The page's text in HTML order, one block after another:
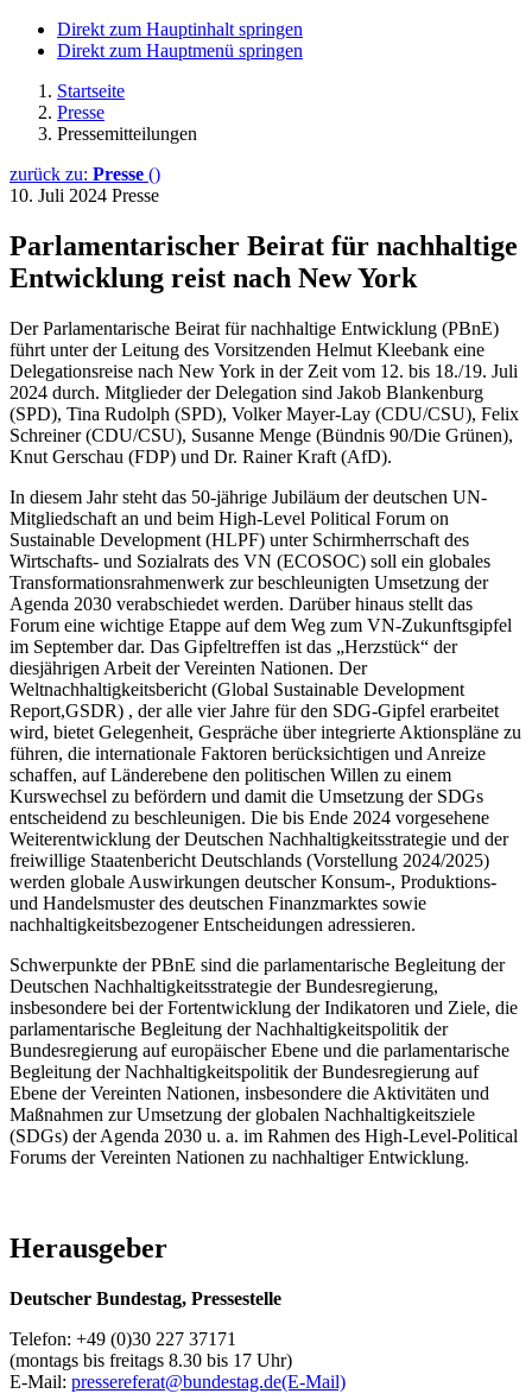
Direkt zum Hauptinhalt springen
Direkt zum Hauptmenü springen
Startseite
Presse
Pressemitteilungen
zurück zu: Presse ()
10. Juli 2024 Presse
Parlamentarischer Beirat für nachhaltige
Entwicklung reist nach New York
Der Parlamentarische Beirat für nachhaltige Entwicklung (PBnE)
führt unter der Leitung des Vorsitzenden Helmut Kleebank eine
Delegationsreise nach New York in der Zeit vom 12. bis 18./19. Juli
2024 durch. Mitglieder der Delegation sind Jakob Blankenburg
(SPD), Tina Rudolph (SPD), Volker Mayer-Lay (CDU/CSU), Felix
Schreiner (CDU/CSU), Susanne Menge (Bündnis 90/Die Grünen),
Knut Gerschau (FDP) und Dr. Rainer Kraft (AfD).
In diesem Jahr steht das 50-jährige Jubiläum der deutschen UN-
Mitgliedschaft an und beim High-Level Political Forum on
Sustainable Development (HLPF) unter Schirmherrschaft des
Wirtschafts- und Sozialrats des VN (ECOSOC) soll ein globales
Transformationsrahmenwerk zur beschleunigten Umsetzung der
Agenda 2030 verabschiedet werden. Darüber hinaus stellt das
Forum eine wichtige Etappe auf dem Weg zum VN-Zukunftsgipfel
im September dar. Das Gipfeltreffen ist das „Herzstück“ der
diesjährigen Arbeit der Vereinten Nationen. Der
Weltnachhaltigkeitsbericht (Global Sustainable Development
Report,GSDR) , der alle vier Jahre für den SDG-Gipfel erarbeitet
wird, bietet Gelegenheit, Gespräche über integrierte Aktionspläne zu
führen, die internationale Faktoren berücksichtigen und Anreize
schaffen, auf Länderebene den politischen Willen zu einem
Kurswechsel zu befördern und damit die Umsetzung der SDGs
entscheidend zu beschleunigen. Die bis Ende 2024 vorgesehene
Weiterentwicklung der Deutschen Nachhaltigkeitsstrategie und der
freiwillige Staatenbericht Deutschlands (Vorstellung 2024/2025)
werden globale Auswirkungen deutscher Konsum-, Produktions-
und Handelsmuster des deutschen Finanzmarktes sowie
nachhaltigkeitsbezogener Entscheidungen adressieren.
Schwerpunkte der PBnE sind die parlamentarische Begleitung der
Deutschen Nachhaltigkeitsstrategie der Bundesregierung,
insbesondere bei der Fortentwicklung der Indikatoren und Ziele, die
parlamentarische Begleitung der Nachhaltigkeitspolitik der
Bundesregierung auf europäischer Ebene und die parlamentarische
Begleitung der Nachhaltigkeitspolitik der Bundesregierung auf
Ebene der Vereinten Nationen, insbesondere die Aktivitäten und
Maßnahmen zur Umsetzung der globalen Nachhaltigkeitsziele
(SDGs) der Agenda 2030 u. a. im Rahmen des High-Level-Political
Forums der Vereinten Nationen zu nachhaltiger Entwicklung.
Herausgeber
Deutscher Bundestag, Pressestelle
Telefon: +49 (0)30 227 37171
(montags bis freitags 8.30 bis 17 Uhr)
E-Mail: pressereferat@bundestag.de(E-Mail)